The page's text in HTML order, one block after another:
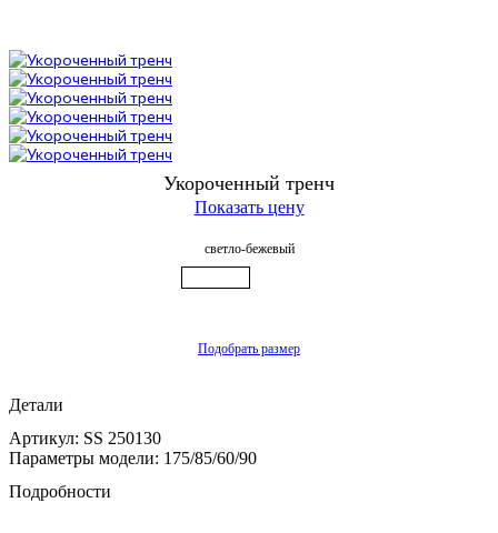
Укороченный тренч
Показать цену
светло-бежевый
Подобрать размер
Детали
Артикул: SS 250130
Параметры модели: 175/85/60/90
Подробности